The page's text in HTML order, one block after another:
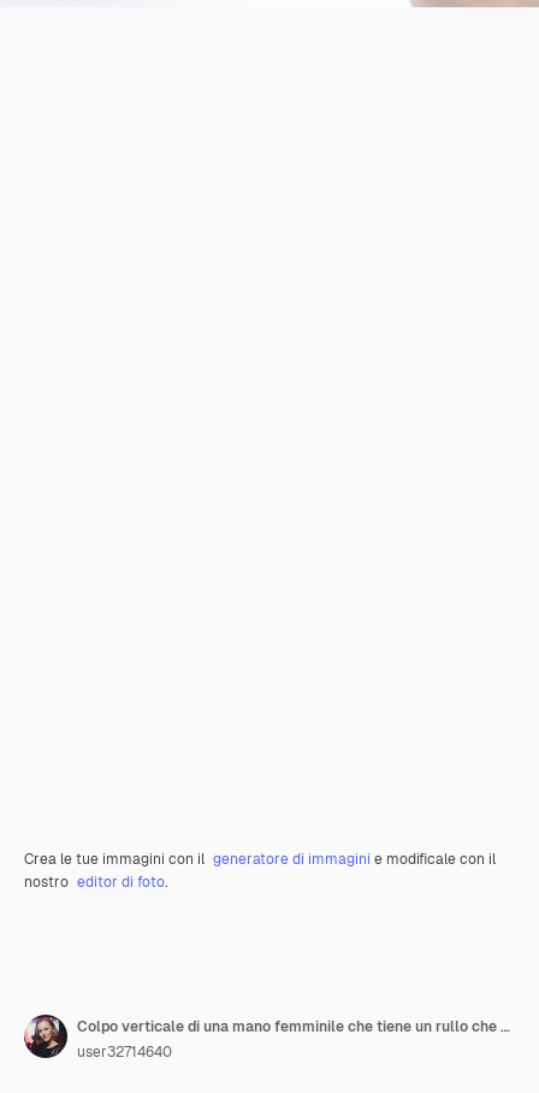
Crea le tue immagini con il generatore di immagini e modificale con il
nostro editor di foto.
Colpo verticale di una mano femminile che tiene un rullo che solleva il massaggiatore facciale 3D su uno sfondo bianco isolato Concetto di trattamenti di bellezza e spa per la cura della pelle
user32714640